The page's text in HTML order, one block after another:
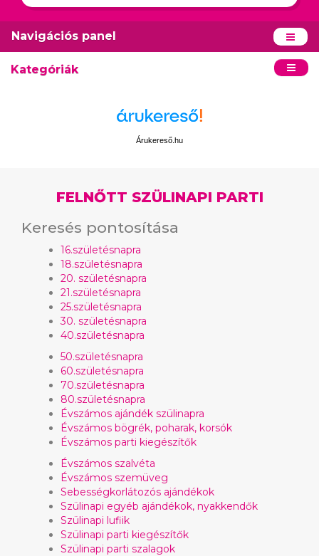
Navigációs panel
Kategóriák
Árukereső.hu
FELNŐTT SZÜLINAPI PARTI
Keresés pontosítása
16.születésnapra
18.születésnapra
20. születésnapra
21.születésnapra
25.születésnapra
30. születésnapra
40.születésnapra
50.születésnapra
60.születésnapra
70.születésnapra
80.születésnapra
Évszámos ajándék szülinapra
Évszámos bögrék, poharak, korsók
Évszámos parti kiegészítők
Évszámos szalvéta
Évszámos szemüveg
Sebességkorlátozós ajándékok
Szülinapi egyéb ajándékok, nyakkendők
Szülinapi lufiik
Szülinapi parti kiegészítők
Szülinapi parti szalagok